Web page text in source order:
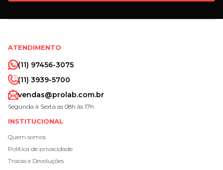
ATENDIMENTO
(11) 97456-3075
(11) 3939-5700
vendas@prolab.com.br
Segunda à Sexta as 08h às 17h
INSTITUCIONAL
Quem somos
Política de privacidade
Trocas e Devoluções